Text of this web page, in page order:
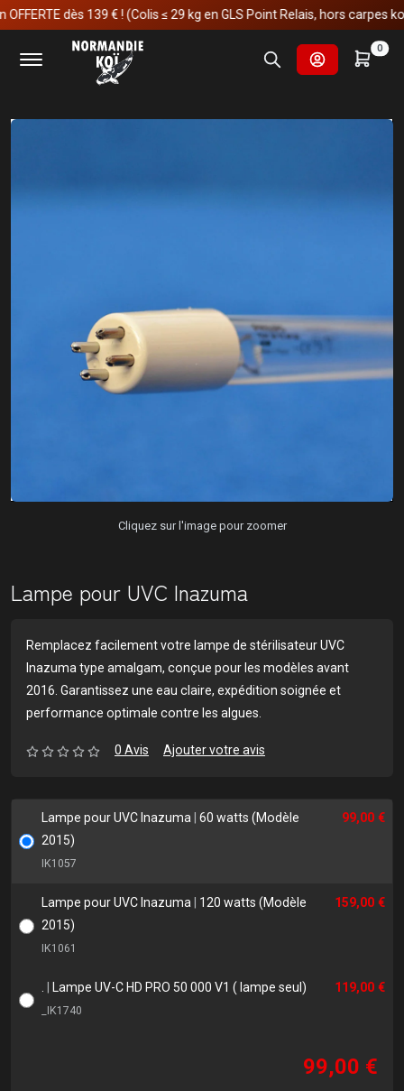
dès 139 € ! (Colis ≤ 29 kg en GLS Point Relais, hors carpes koï)
0
Accueil
Fournitures et technologies pour les bassins
UV et Ozones
Lampes UV de rechange
Lampe pour UVC Inazuma
Cliquez sur l'image pour zoomer
Lampe pour UVC Inazuma
Remplacez facilement votre lampe de stérilisateur UVC
Inazuma type amalgam, conçue pour les modèles avant
2016. Garantissez une eau claire, expédition soignée et
performance optimale contre les algues.
0 Avis Ajouter votre avis
Lampe pour UVC Inazuma
60 watts (Modèle
2015)
IK1057
99,00 €
Lampe pour UVC Inazuma
120 watts (Modèle
2015)
IK1061
159,00 €
Lampe UV-C HD PRO 50 000 V1 ( lampe seul)
_IK1740
119,00 €
99,00 €